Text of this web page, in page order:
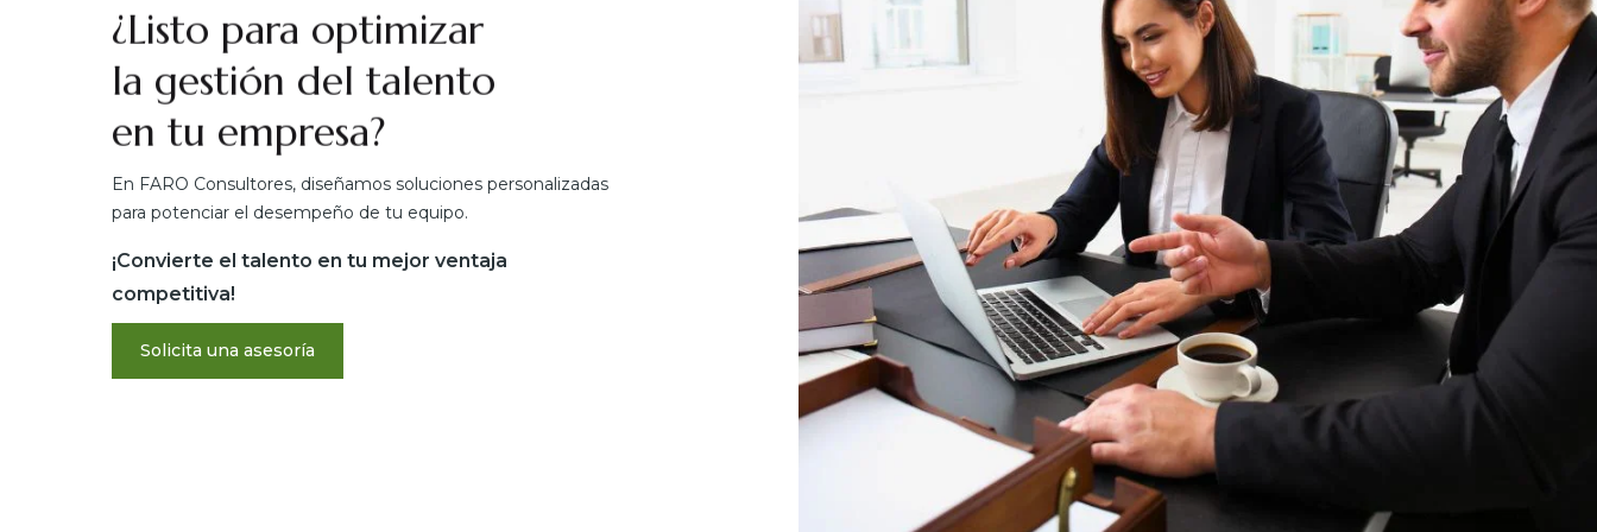
¿Listo para optimizar
la gestión del talento
en tu empresa?
En FARO Consultores, diseñamos soluciones personalizadas
para potenciar el desempeño de tu equipo.
¡Convierte el talento en tu mejor ventaja
competitiva!
Solicita una asesoría